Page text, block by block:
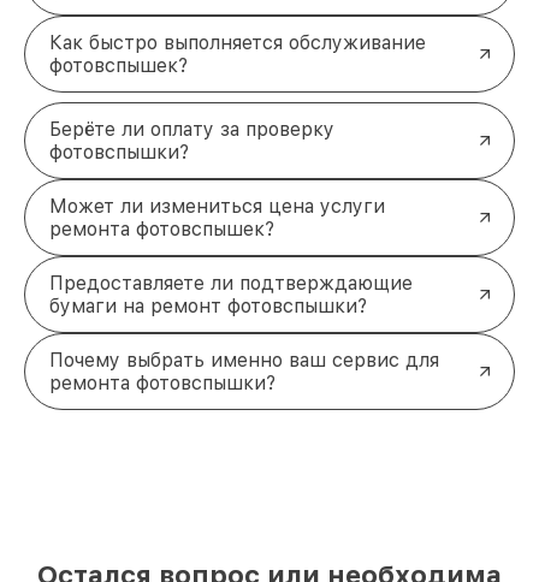
Как быстро выполняется обслуживание
фотовспышек?
Берёте ли оплату за проверку
фотовспышки?
Может ли измениться цена услуги
ремонта фотовспышек?
Предоставляете ли подтверждающие
бумаги на ремонт фотовспышки?
Почему выбрать именно ваш сервис для
ремонта фотовспышки?
Остался вопрос или необходима